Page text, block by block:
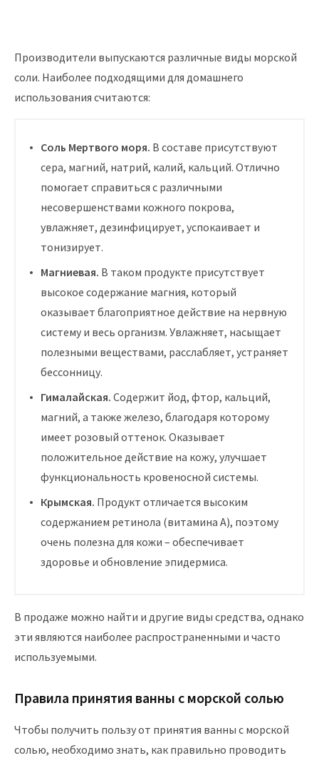
Производители выпускаются различные виды морской
соли. Наиболее подходящими для домашнего
использования считаются:
Соль Мертвого моря. В составе присутствуют
сера, магний, натрий, калий, кальций. Отлично
помогает справиться с различными
несовершенствами кожного покрова,
увлажняет, дезинфицирует, успокаивает и
тонизирует.
Магниевая. В таком продукте присутствует
высокое содержание магния, который
оказывает благоприятное действие на нервную
систему и весь организм. Увлажняет, насыщает
полезными веществами, расслабляет, устраняет
бессонницу.
Гималайская. Содержит йод, фтор, кальций,
магний, а также железо, благодаря которому
имеет розовый оттенок. Оказывает
положительное действие на кожу, улучшает
функциональность кровеносной системы.
Крымская. Продукт отличается высоким
содержанием ретинола (витамина А), поэтому
очень полезна для кожи – обеспечивает
здоровье и обновление эпидермиса.
В продаже можно найти и другие виды средства, однако
эти являются наиболее распространенными и часто
используемыми.
Правила принятия ванны с морской солью
Чтобы получить пользу от принятия ванны с морской
солью, необходимо знать, как правильно проводить